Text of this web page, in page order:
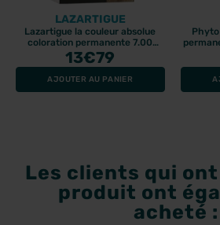
LAZARTIGUE
Lazartigue la couleur absolue
coloration permanente 7.00
blond
13€79
AJOUTER AU PANIER
Les clients qui
produit ont
acheté :